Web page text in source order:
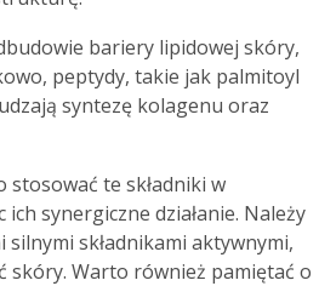
bariery lipidowej skóry,
peptydy, takie jak palmitoyl
syntezę kolagenu oraz
te składniki w
synergiczne działanie. Należy
składnikami aktywnymi,
skóry. Warto również pamiętać o